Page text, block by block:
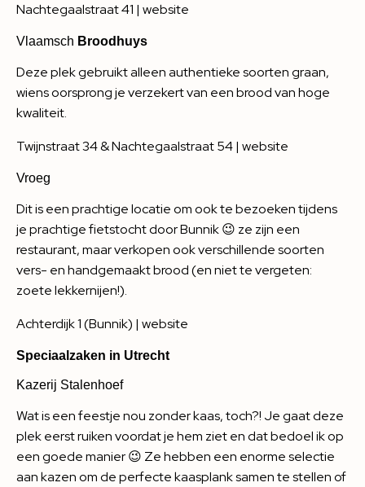
Nachtegaalstraat 41 | website
Vlaamsch Broodhuys
Deze plek gebruikt alleen authentieke soorten graan,
wiens oorsprong je verzekert van een brood van hoge
kwaliteit.
Twijnstraat 34 & Nachtegaalstraat 54 | website
Vroeg
Dit is een prachtige locatie om ook te bezoeken tijdens
je prachtige fietstocht door Bunnik 😉 ze zijn een
restaurant, maar verkopen ook verschillende soorten
vers- en handgemaakt brood (en niet te vergeten:
zoete lekkernijen!).
Achterdijk 1 (Bunnik) | website
Speciaalzaken in Utrecht
Kazerij Stalenhoef
Wat is een feestje nou zonder kaas, toch?! Je gaat deze
plek eerst ruiken voordat je hem ziet en dat bedoel ik op
een goede manier 😉 Ze hebben een enorme selectie
aan kazen om de perfecte kaasplank samen te stellen of